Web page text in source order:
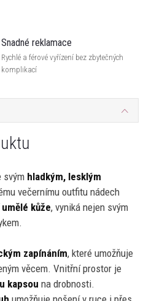
Snadné reklamace
Rychlé a férové vyřízení bez zbytečných
komplikací
svým hladkým, lesklým
večernímu outfitu nádech
kůže, vyniká nejen svým
zapínáním, které umožňuje
věcem. Vnitřní prostor je
kapsou na drobnosti.